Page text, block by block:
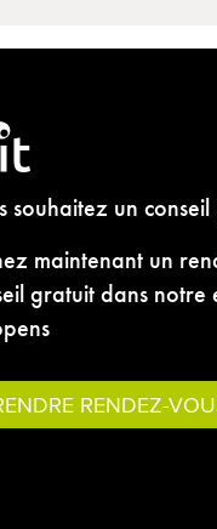
souhaitez un
maintenant un
gratuit dans notre
RENDEZ-